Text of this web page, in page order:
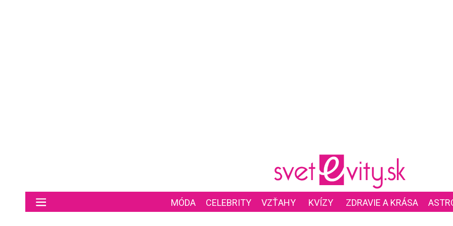
MÓDA CELEBRITY VZŤAHY KVÍZY ZDRAVIE A KRÁSA